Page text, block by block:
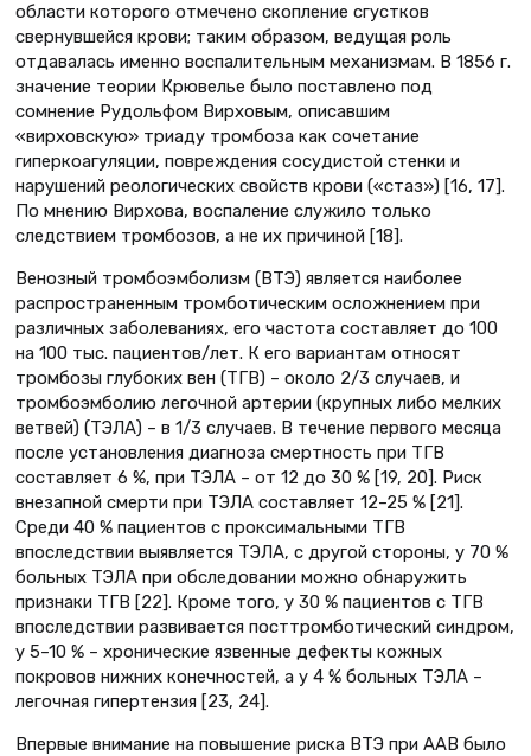
области которого отмечено скопление сгустков
свернувшейся крови; таким образом, ведущая роль
отдавалась именно воспалительным механизмам. В 1856 г.
значение теории Крювелье было поставлено под
сомнение Рудольфом Вирховым, описавшим
«вирховскую» триаду тромбоза как сочетание
гиперкоагуляции, повреждения сосудистой стенки и
нарушений реологических свойств крови («стаз») [16, 17].
По мнению Вирхова, воспаление служило только
следствием тромбозов, а не их причиной [18].
Венозный тромбоэмболизм (ВТЭ) является наиболее
распространенным тромботическим осложнением при
различных заболеваниях, его частота составляет до 100
на 100 тыс. пациентов/лет. К его вариантам относят
тромбозы глубоких вен (ТГВ) – около 2/3 случаев, и
тромбоэмболию легочной артерии (крупных либо мелких
ветвей) (ТЭЛА) – в 1/3 случаев. В течение первого месяца
после установления диагноза смертность при ТГВ
составляет 6 %, при ТЭЛА – от 12 до 30 % [19, 20]. Риск
внезапной смерти при ТЭЛА составляет 12–25 % [21].
Среди 40 % пациентов с проксимальными ТГВ
впоследствии выявляется ТЭЛА, с другой стороны, у 70 %
больных ТЭЛА при обследовании можно обнаружить
признаки ТГВ [22]. Кроме того, у 30 % пациентов с ТГВ
впоследствии развивается посттромботический синдром,
у 5–10 % – хронические язвенные дефекты кожных
покровов нижних конечностей, а у 4 % больных ТЭЛА –
легочная гипертензия [23, 24].
Впервые внимание на повышение риска ВТЭ при ААВ было